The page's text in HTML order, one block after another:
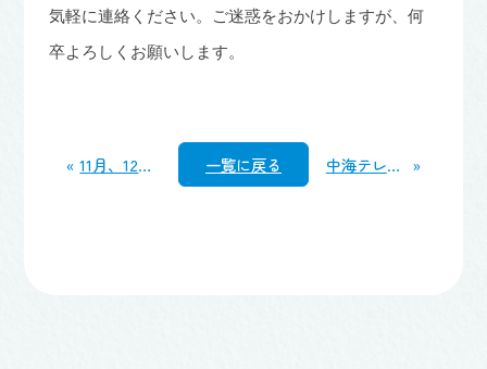
気軽に連絡ください。ご迷惑をおかけしますが、何
卒よろしくお願いします。
« 11月、12月の午後の診療に関して 一覧に戻る 中海テレビ『健康ぷらざ』に出演します »